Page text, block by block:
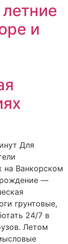
и
Для
на Ванкорском
—
грунтовые,
24/7 в
Летом